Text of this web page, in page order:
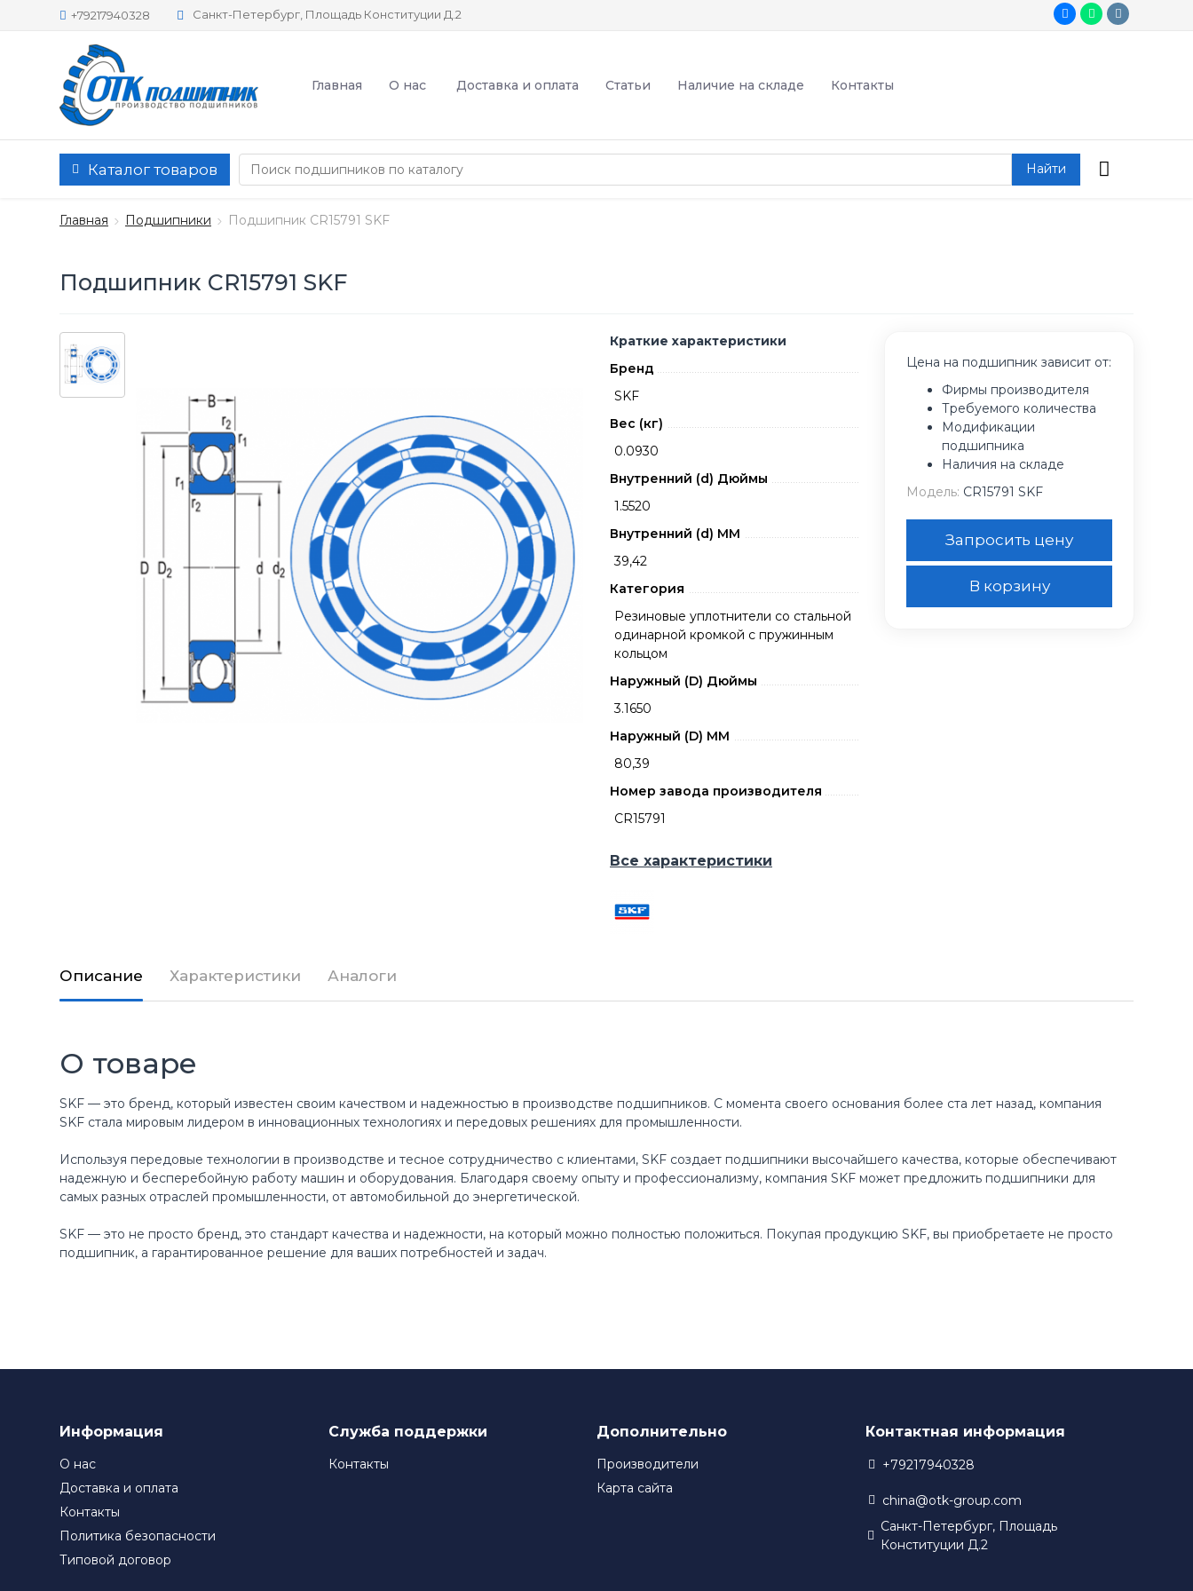
+79217940328 Санкт-Петербург, Площадь Конституции Д.2
Главная О нас Доставка и оплата Статьи Наличие на складе Контакты
Каталог товаров Найти
Главная Подшипники Подшипник CR15791 SKF
Подшипник CR15791 SKF
Краткие характеристики
Бренд
SKF
Вес (кг)
0.0930
Внутренний (d) Дюймы
1.5520
Внутренний (d) ММ
39,42
Категория
Резиновые уплотнители со стальной
одинарной кромкой с пружинным
кольцом
Наружный (D) Дюймы
3.1650
Наружный (D) ММ
80,39
Номер завода производителя
CR15791
Все характеристики
Цена на подшипник зависит от:
Фирмы производителя
Требуемого количества
Модификации
подшипника
Наличия на складе
Модель: CR15791 SKF
Запросить цену
В корзину
Описание Характеристики Аналоги
О товаре
SKF — это бренд, который известен своим качеством и надежностью в производстве подшипников. С момента своего основания более ста лет назад, компания
SKF стала мировым лидером в инновационных технологиях и передовых решениях для промышленности.
Используя передовые технологии в производстве и тесное сотрудничество с клиентами, SKF создает подшипники высочайшего качества, которые обеспечивают
надежную и бесперебойную работу машин и оборудования. Благодаря своему опыту и профессионализму, компания SKF может предложить подшипники для
самых разных отраслей промышленности, от автомобильной до энергетической.
SKF — это не просто бренд, это стандарт качества и надежности, на который можно полностью положиться. Покупая продукцию SKF, вы приобретаете не просто
подшипник, а гарантированное решение для ваших потребностей и задач.
Информация
О нас
Доставка и оплата
Контакты
Политика безопасности
Типовой договор
Служба поддержки
Контакты
Дополнительно
Производители
Карта сайта
Контактная информация
+79217940328
china@otk-group.com
Санкт-Петербург, Площадь
Конституции Д.2